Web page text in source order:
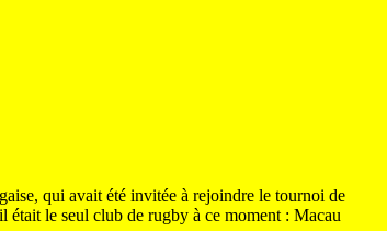
qui avait été invitée à rejoindre le tournoi de
le seul club de rugby à ce moment : Macau